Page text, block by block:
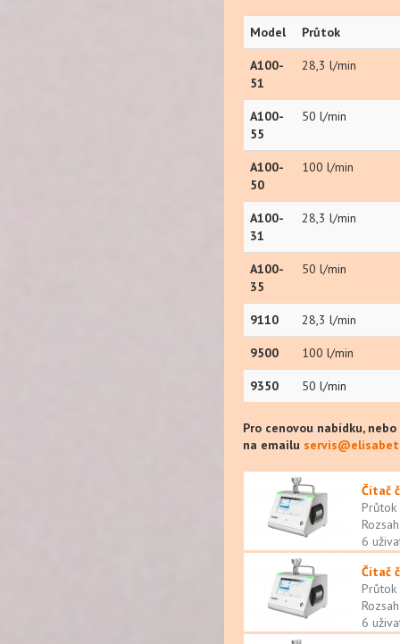
Model Průtok
A100-
51
28,3 l/min
A100-
55
50 l/min
A100-
50
100 l/min
A100-
31
28,3 l/min
A100-
35
50 l/min
9110 28,3 l/min
9500 100 l/min
9350 50 l/min
Pro cenovou nabídku,
na emailu
Čítač
Průtok
6
Čítač
Průtok
6